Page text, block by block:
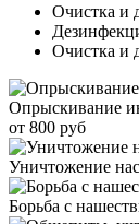
Очистка и
Очистка и
Опрыскивание
от 800 руб
Уничтожение
Борьба с